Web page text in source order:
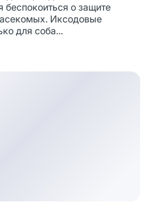
о защите
Иксодовые
для соба...